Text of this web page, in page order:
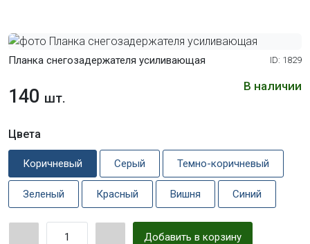
Планка снегозадержателя усиливающая ID: 1829
В наличии
140 шт.
Цвета
Коричневый Серый Темно-коричневый
Зеленый Красный Вишня Синий
Добавить в корзину